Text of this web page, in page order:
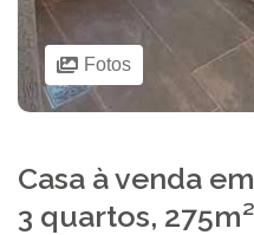
Fotos
Casa à venda
3 quartos, 275m²